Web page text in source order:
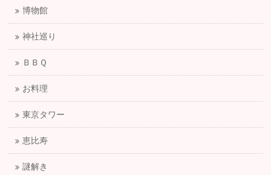
博物館
神社巡り
ＢＢＱ
お料理
東京タワー
恵比寿
謎解き